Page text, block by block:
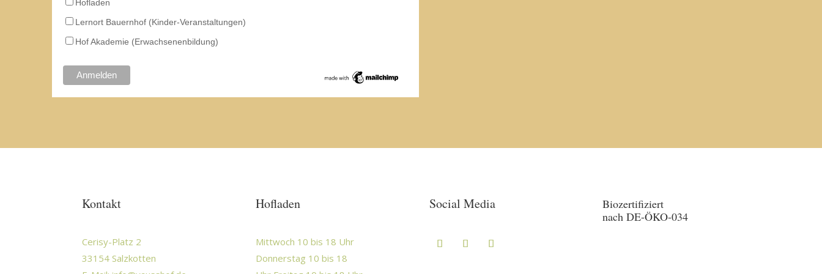
Hofladen
Lernort Bauernhof (Kinder-Veranstaltungen)
Hof Akademie (Erwachsenenbildung)
Kontakt
Cerisy-Platz 2
33154 Salzkotten
Hofladen
Mittwoch 10 bis 18 Uhr
Donnerstag 10 bis 18
Social Media
Biozertifiziert
nach DE-ÖKO-034